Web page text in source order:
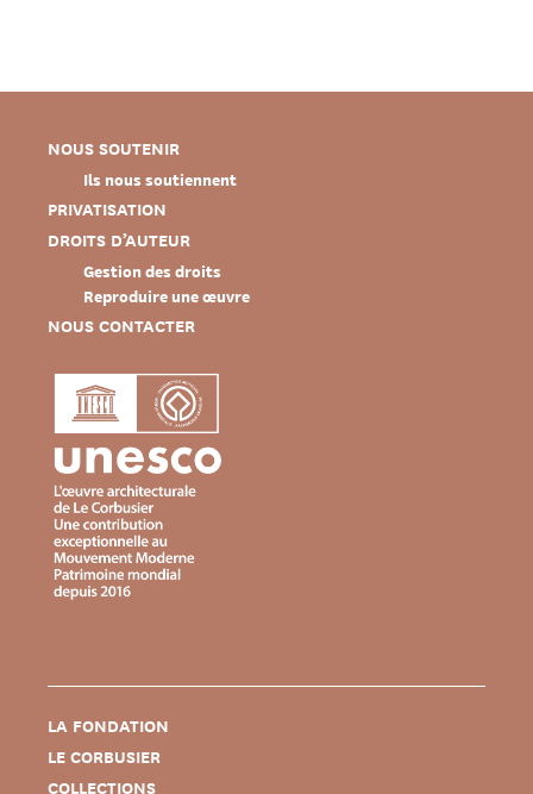
NOUS SOUTENIR
Ils nous soutiennent
PRIVATISATION
DROITS D’AUTEUR
Gestion des droits
Reproduire une œuvre
NOUS CONTACTER
LA FONDATION
LE CORBUSIER
COLLECTIONS